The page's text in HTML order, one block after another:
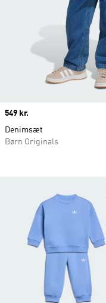
Price
549 kr.
Denimsæt
Børn Originals